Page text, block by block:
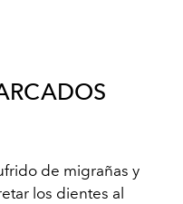
de migrañas y
los dientes al